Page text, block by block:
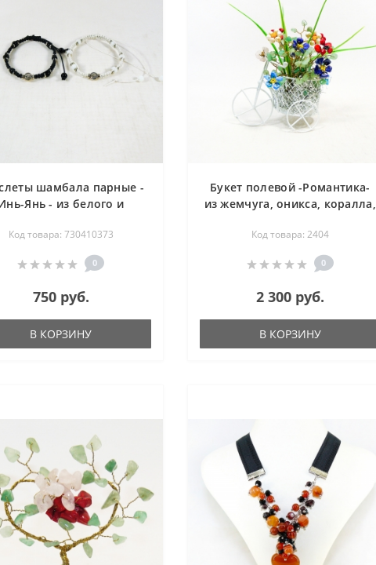
шамбала парные -
Янь - из белого и
Код товара: 730410373
0
750 руб.
В КОРЗИНУ
Букет полевой -Романтика-
из жемчуга, оникса, коралла,
кварца, авантюрина - цветы
Код товара: 2404
0
2 300 руб.
В КОРЗИНУ